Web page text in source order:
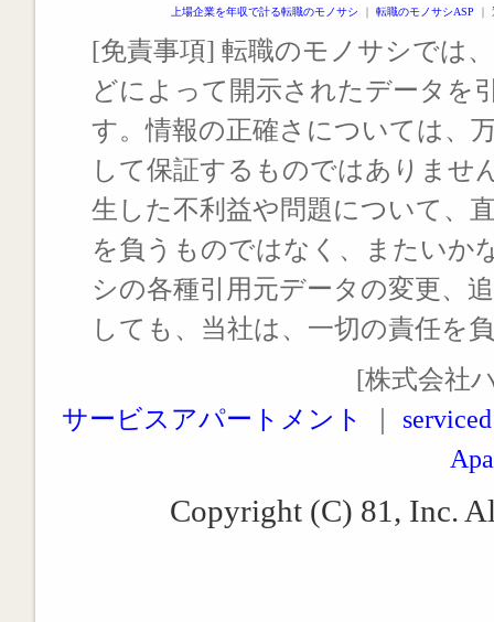
上場企業を年収で計る転職のモノサシ ｜ 転職のモノサシASP ｜
[免責事項] 転職のモノサシでは
どによって開示されたデータを
す。情報の正確さについては、
して保証するものではありませ
生した不利益や問題について、
を負うものではなく、またいか
シの各種引用元データの変更、
しても、当社は、一切の責任を
[株式会社
サービスアパートメント
Copyright (C) 81, Inc.